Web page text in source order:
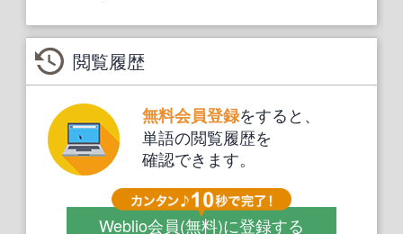
閲覧履歴
無料会員登録をすると、
単語の閲覧履歴を
確認できます。
Weblio会員(無料)に登録する